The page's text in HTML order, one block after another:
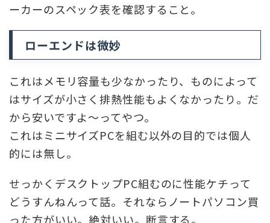
ーカーのスペック表を確認すること。
ローエンドは微妙
これはメモリ容量も少なかったり、ものによって
はサイズが小さく排熱性能もよくなかったり。だ
から安いですよ～ってやつ。
これはミニサイズPCを組む以外の目的では個人
的には無し。
せっかくデスクトップPC組むのに性能ケチって
どうすんねんって話。それならノートパソコン買
った方がいい。絶対いい。断言する。